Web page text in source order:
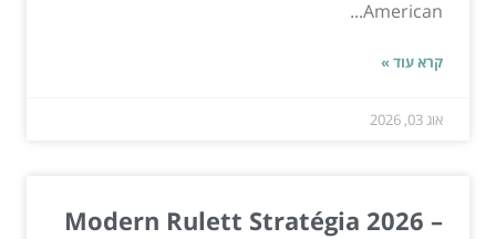
American...
קרא עוד »
אוג 03, 2026
Modern Rulett Stratégia 2026 –